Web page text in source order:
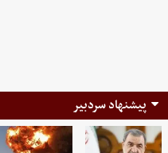
پیشنهاد سردبیر